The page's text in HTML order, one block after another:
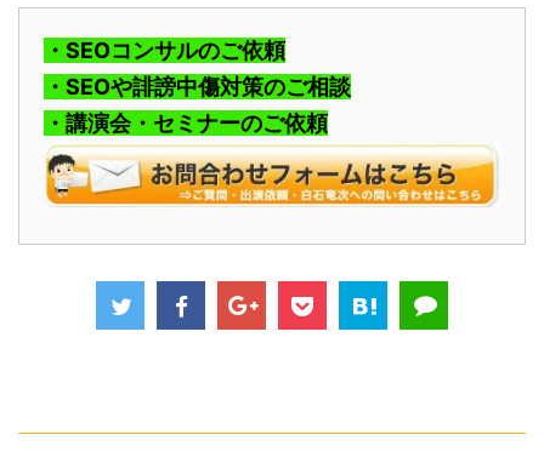
・SEOコンサルのご依頼
・SEOや誹謗中傷対策のご相談
・講演会・セミナーのご依頼